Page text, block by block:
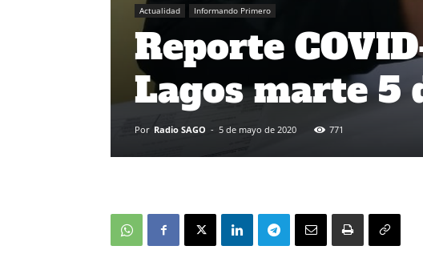
Actualidad Informando Primero
Reporte
Lagos marte 5
Por Radio SAGO - 5 de mayo de 2020 771